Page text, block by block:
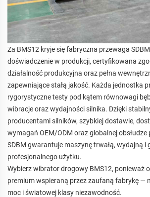
Za BMS12 kryje się fabryczna przewaga
doświadczenie w produkcji, certyfikowana
działalność produkcyjna oraz pełna
zapewniające stałą jakość. Każda jednostka
rygorystyczne testy pod kątem równowagi
wibracje oraz wydajności silnika. Dzięki
producentami silników, szybkiej dostawie,
wymagań OEM/ODM oraz globalnej
SDBM gwarantuje maszynę trwałą, wydajną i
profesjonalnego użytku.
Wybierz wibrator drogowy BMS12, ponieważ
premium wspieraną przez zaufaną fabrykę —
moc i światowej klasy niezawodność.